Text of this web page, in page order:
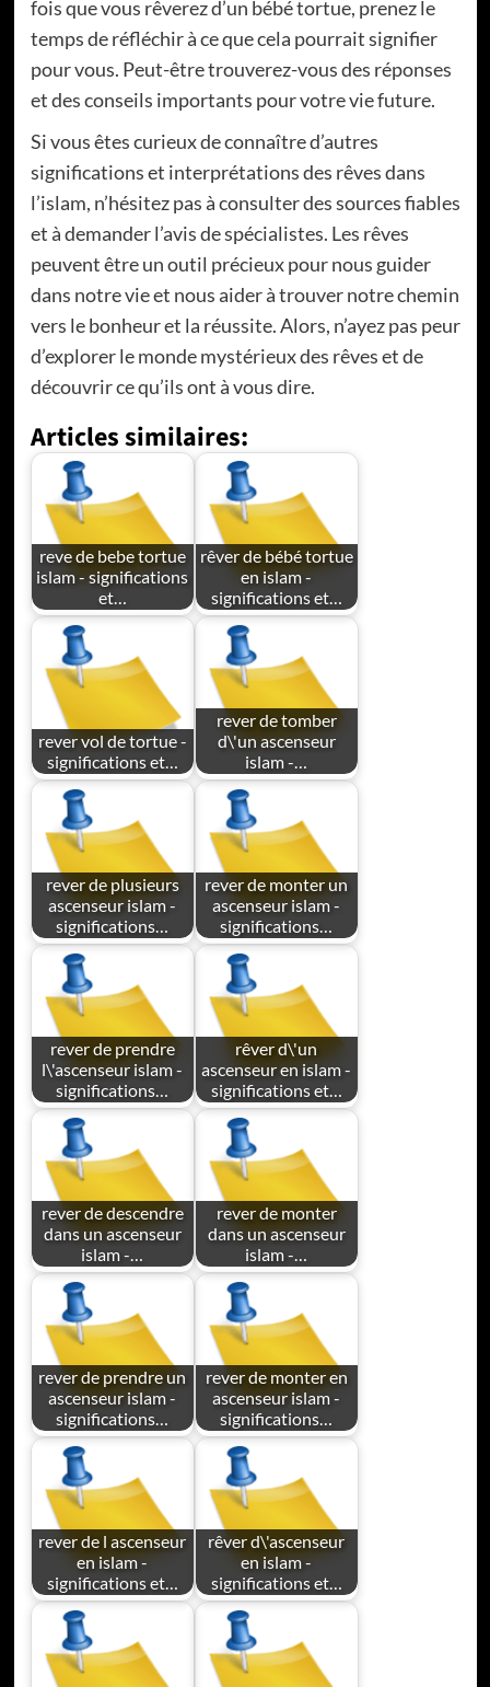
fois que vous rêverez d’un bébé tortue, prenez le
temps de réfléchir à ce que cela pourrait signifier
pour vous. Peut-être trouverez-vous des réponses
et des conseils importants pour votre vie future.
Si vous êtes curieux de connaître d’autres
significations et interprétations des rêves dans
l’islam, n’hésitez pas à consulter des sources fiables
et à demander l’avis de spécialistes. Les rêves
peuvent être un outil précieux pour nous guider
dans notre vie et nous aider à trouver notre chemin
vers le bonheur et la réussite. Alors, n’ayez pas peur
d’explorer le monde mystérieux des rêves et de
découvrir ce qu’ils ont à vous dire.
Articles similaires:
reve de bebe tortue
islam - significations
et…
rêver de bébé tortue
en islam -
significations et…
rever vol de tortue -
significations et…
rever de tomber
d\'un ascenseur
islam -…
rever de plusieurs
ascenseur islam -
significations…
rever de monter un
ascenseur islam -
significations…
rever de prendre
l\'ascenseur islam -
significations…
rêver d\'un
ascenseur en islam -
significations et…
rever de descendre
dans un ascenseur
islam -…
rever de monter
dans un ascenseur
islam -…
rever de prendre un
ascenseur islam -
significations…
rever de monter en
ascenseur islam -
significations…
rever de l ascenseur
en islam -
significations et…
rêver d\'ascenseur
en islam -
significations et…